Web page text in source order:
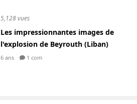
5,128 vues
Les impressionnantes images de
l'explosion de Beyrouth (Liban)
6 ans 1 com